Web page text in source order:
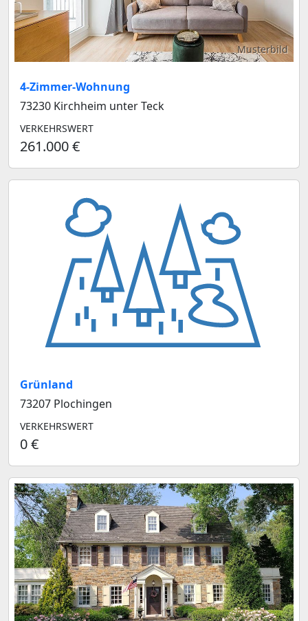
Musterbild
4-Zimmer-Wohnung
73230 Kirchheim unter Teck
VERKEHRSWERT
261.000 €
Grünland
73207 Plochingen
VERKEHRSWERT
0 €